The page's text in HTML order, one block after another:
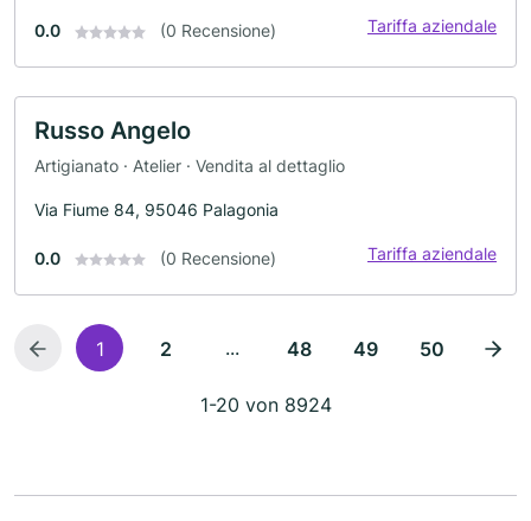
0.0 (0 Recensione) Tariffa aziendale
Russo Angelo
Artigianato · Atelier · Vendita al dettaglio
Via Fiume 84, 95046 Palagonia
0.0 (0 Recensione) Tariffa aziendale
1 2 ... 48 49 50
1-20 von 8924